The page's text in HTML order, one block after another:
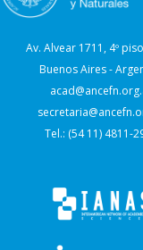
Av. Alvear 1711, 4º
Buenos Aires -
Tel.: (54 11) 4811-